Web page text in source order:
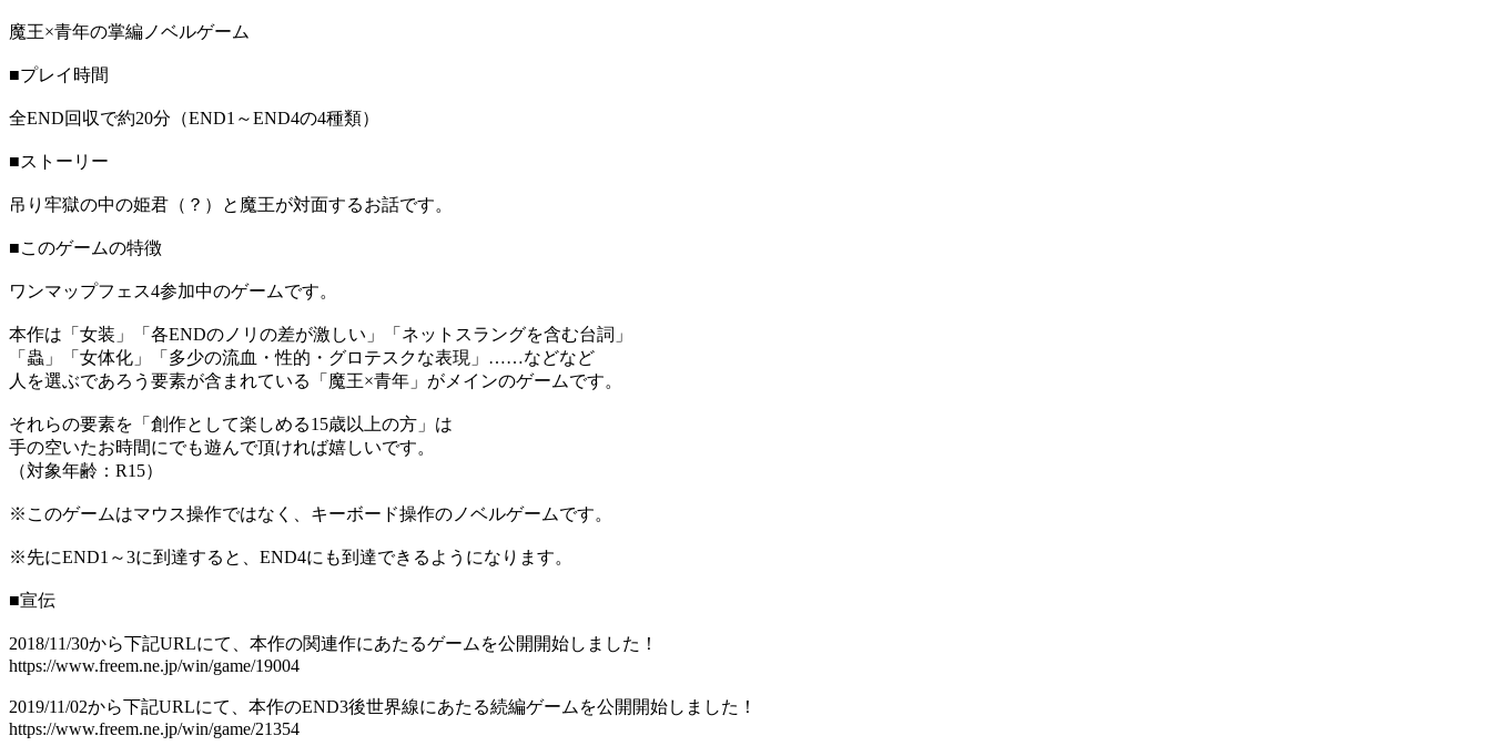
魔王×青年の掌編ノベルゲーム
■プレイ時間
全END回収で約20分（END1～END4の4種類）
■ストーリー
吊り牢獄の中の姫君（？）と魔王が対面するお話です。
■このゲームの特徴
ワンマップフェス4参加中のゲームです。
本作は「女装」「各ENDのノリの差が激しい」「ネットスラングを含む台詞」
「蟲」「女体化」「多少の流血・性的・グロテスクな表現」……などなど
人を選ぶであろう要素が含まれている「魔王×青年」がメインのゲームです。
それらの要素を「創作として楽しめる15歳以上の方」は
手の空いたお時間にでも遊んで頂ければ嬉しいです。
（対象年齢：R15）
※このゲームはマウス操作ではなく、キーボード操作のノベルゲームです。
※先にEND1～3に到達すると、END4にも到達できるようになります。
■宣伝
2018/11/30から下記URLにて、本作の関連作にあたるゲームを公開開始しました！
https://www.freem.ne.jp/win/game/19004
2019/11/02から下記URLにて、本作のEND3後世界線にあたる続編ゲームを公開開始しました！
https://www.freem.ne.jp/win/game/21354